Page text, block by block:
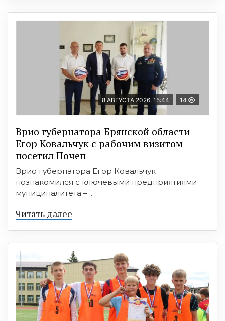
8 АВГУСТА 2026, 15:44 14
Врио губернатора Брянской области
Егор Ковальчук с рабочим визитом
посетил Почеп
Врио губернатора Егор Ковальчук
познакомился с ключевыми предприятиями
муниципалитета – ...
Читать далее